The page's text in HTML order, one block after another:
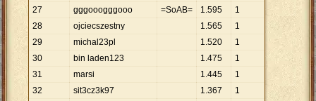
27
gggooogggooo =SoAB= 1.595
1
28
ojciecszestny 1.565
1
29
michal23pl 1.520
1
30
bin laden123 1.475
1
31
marsi 1.445
1
32
sit3cz3k97 1.367
1